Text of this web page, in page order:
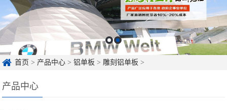
首页 > 产品中心 >铝单板 >雕刻铝单板 >
产品中心